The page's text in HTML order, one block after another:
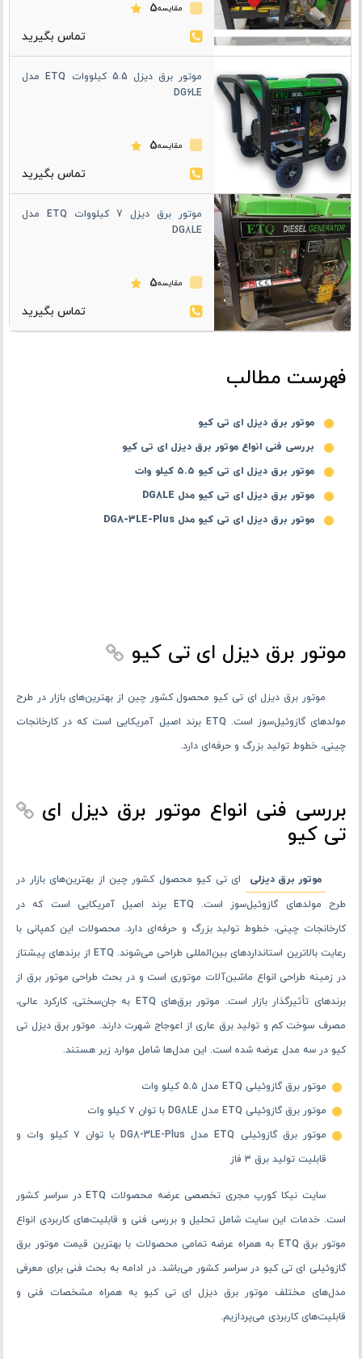
مقایسه5
موتور برق دیزل 5.5 کیلووات ETQ مدل
DG6LE
مقایسه5
موتور برق دیزل 7 کیلووات ETQ مدل
DG8LE
مقایسه5
فهرست مطالب
موتور برق دیزل ای تی کیو
بررسی فنی انواع موتور برق دیزل ای تی کیو
موتور برق دیزل ای تی کیو ۵.۵ کیلو وات
موتور برق دیزل ای تی کیو مدل DG8LE
موتور برق دیزل ای تی کیو مدل DG8-3LE-Plus
موتور برق دیزل ای تی کیو
موتور برق دیزل ای تی کیو محصول کشور چین از بهترین‌های بازار در طرح
مولدهای گازوئیل‌سوز است. ETQ برند اصیل آمریکایی است که در کارخانجات
چینی، خطوط تولید بزرگ و حرفه‌ای دارد.
بررسی فنی انواع موتور برق دیزل ای
تی کیو
موتور برق دیزلی
ای تی کیو محصول کشور چین از بهترین‌های بازار در
طرح مولدهای گازوئیل‌سوز است. ETQ برند اصیل آمریکایی است که در
کارخانجات چینی، خطوط تولید بزرگ و حرفه‌ای دارد. محصولات این کمپانی با
رعایت بالاترین استانداردهای بین‌المللی طراحی می‌شوند. ETQ از برندهای پیشتاز
در زمینه طراحی انواع ماشین‌آلات موتوری است و در بحث طراحی موتور برق از
برندهای تأثیرگذار بازار است. موتور برق‌های ETQ به جان‌سختی، کارکرد عالی،
مصرف سوخت کم و تولید برق عاری از اعوجاج شهرت دارند. موتور برق دیزل تی
کیو در سه مدل عرضه شده ‌است. این مدل‌ها شامل موارد زیر هستند.
موتور برق گازوئیلی ETQ مدل ۵.۵ کیلو وات
موتور برق گازوئیلی ETQ مدل DG8LE با توان ۷ کیلو وات
موتور برق گازوئیلی ETQ مدل DG8-3LE-Plus با توان ۷ کیلو وات و
قابلیت تولید برق ۳ فاز
سایت نیکا کورپ مجری تخصصی عرضه محصولات ETQ در سراسر کشور
است. خدمات این سایت شامل تحلیل و بررسی فنی و قابلیت‌های کاربردی انواع
موتور برق ETQ به‌ همراه عرضه تمامی محصولات با بهترین قیمت موتور برق
گازوئیلی ای تی کیو در سراسر کشور می‌باشد. در ادامه به بحث فنی برای معرفی
مدل‌های مختلف موتور برق دیزل ای تی کیو به ‌همراه مشخصات فنی و
قابلیت‌های کاربردی می‌پردازیم.